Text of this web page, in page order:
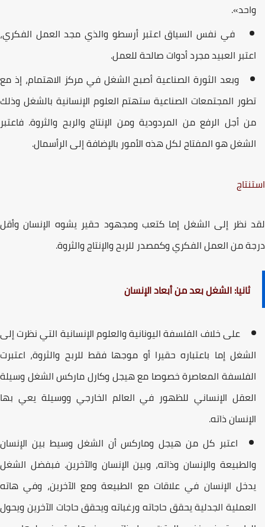
في نفس السیاق اعتبر أرسطو والذي مجد العمل الفكري،
العبید مجرد أدوات صالحة للعمل.
وبعد الثورة الصناعیة أصبح الشغل في مركز الاھتمام، إذ مع
المجتمعات الصناعیة ستھتم العلوم الإنسانیة بالشغل وذلك
أجل الرفع من المردودیة ومن الإنتاج والربح والثروة. فاعتبر
ھو المفتاح لكل ھذه الأمور بالإضافة إلى الرأسمال.
نظر إلى الشغل إما كتعب ومجھود حقیر یشوه الإنسان وأقل
من العمل الفكري وكمصدر للربح والإنتاج والثروة.
ثانيا: الشغل بعد من أبعاد الإنسان
على خلاف الفلسفة الیونانیة والعلوم الإنسانیة التي نظرت إلى
إما باعتباره حقیرا أو موجھا فقط للربح والثروة، اعتبرت
المعاصرة خصوصا مع ھیجل وكارل ماركس الشغل وسیلة
الإنساني للظھور في العالم الخارجي ووسیلة یعي بھا
ذاته.
اعتبر كل من ھیجل وماركس أن الشغل وسیط بین الإنسان
والإنسان وذاته، وبین الإنسان والآخرین. فبفضل الشغل
الإنسان في علاقات مع الطبیعة ومع الآخرین، وفي ھاته
الجدلیة یحقق حاجاته ورغباته ویحقق حاجات الآخرین ویحول